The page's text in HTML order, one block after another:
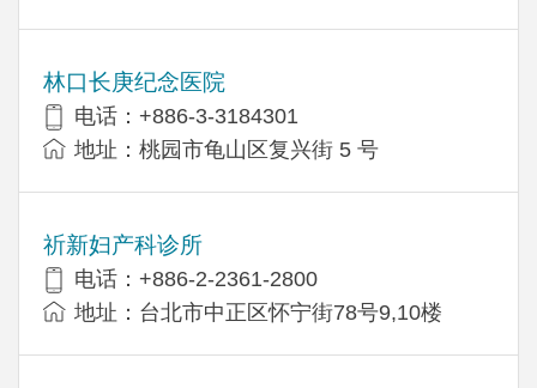
林口长庚纪念医院
电话：+886-3-3184301
地址：桃园市龟山区复兴街 5 号
祈新妇产科诊所
电话：+886-2-2361-2800
地址：台北市中正区怀宁街78号9,10楼